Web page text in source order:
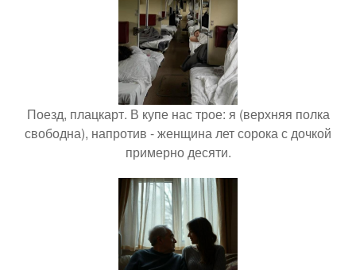
Поезд, плацкарт. В купе нас трое: я (верхняя полка
свободна), напротив - женщина лет сорока с дочкой
примерно десяти.